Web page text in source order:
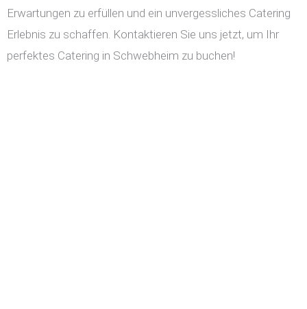
Erwartungen zu erfüllen und ein unvergessliches Catering
Erlebnis zu schaffen. Kontaktieren Sie uns jetzt, um Ihr
perfektes Catering in Schwebheim zu buchen!